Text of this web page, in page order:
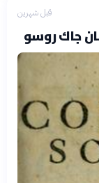
قبل شهرين
جاك روسو